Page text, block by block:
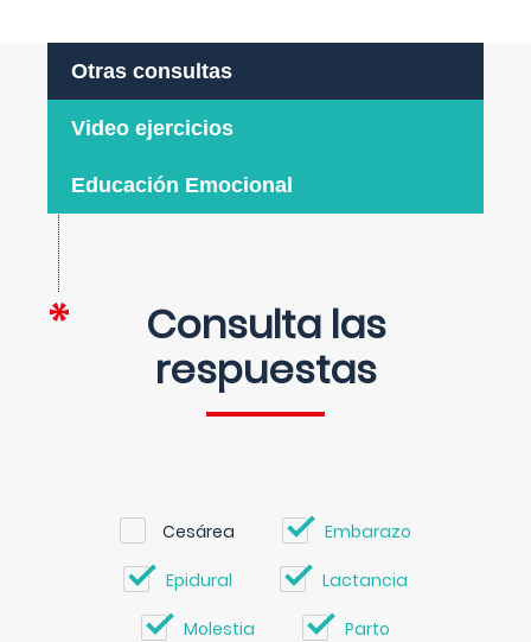
Otras consultas
Video ejercicios
Educación Emocional
Consulta las
respuestas
Cesárea Embarazo
Epidural Lactancia
Molestia Parto